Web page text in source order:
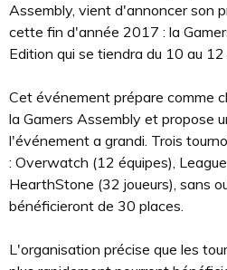
Assembly, vient d'annoncer son
cette fin d'année 2017 : la
Edition qui se tiendra du 10 au
Cet événement prépare comme
la Gamers Assembly et propose
l'événement a grandi. Trois
: Overwatch (12 équipes),
HearthStone (32 joueurs), sans
bénéficieront de 30 places.
L'organisation précise que les